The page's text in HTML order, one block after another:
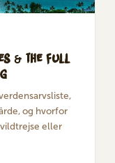
& the Full
og hvorfor
eller